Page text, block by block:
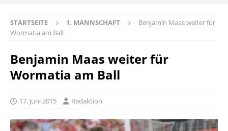
STARTSEITE 1. MANNSCHAFT
Benjamin Maas weiter für
Wormatia am Ball
Benjamin Maas weiter für
Wormatia am Ball
17. Juni 2015 Redaktion